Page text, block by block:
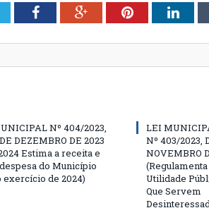
FacebookGoogle+Pinterest
Nº 404/2023,
DEZEMBRO DE 2023
Estima a receita e
do Município
exercício de 2024)
LEI
Nº 403/2023,
NOVEMBRO
Utilidade
Que Servem